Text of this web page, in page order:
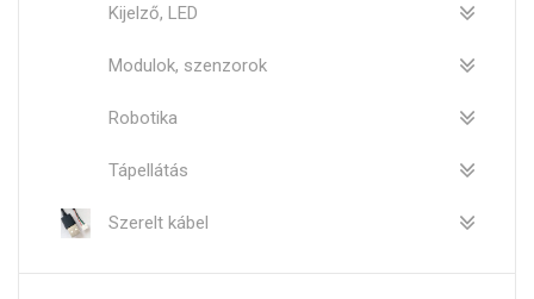
Kijelző, LED
Modulok, szenzorok
Robotika
Tápellátás
Szerelt kábel